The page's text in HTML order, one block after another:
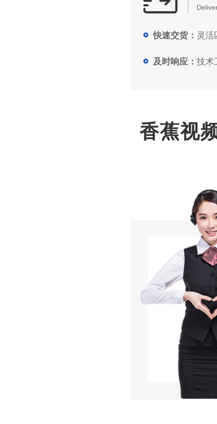
快速交货： 灵活
及时响应： 技术
香蕉视